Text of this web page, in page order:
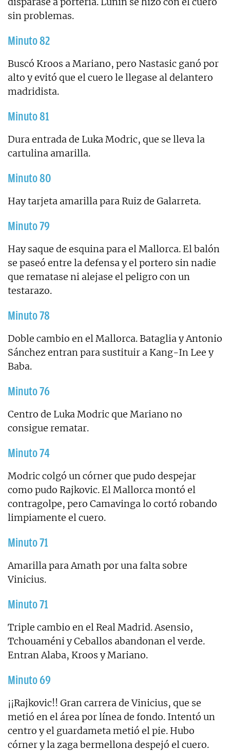
sin problemas.
Minuto 82
Buscó Kroos a Mariano, pero Nastasic ganó por
alto y evitó que el cuero le llegase al delantero
madridista.
Minuto 81
Dura entrada de Luka Modric, que se lleva la
cartulina amarilla.
Minuto 80
Hay tarjeta amarilla para Ruiz de Galarreta.
Minuto 79
Hay saque de esquina para el Mallorca. El balón
se paseó entre la defensa y el portero sin nadie
que rematase ni alejase el peligro con un
testarazo.
Minuto 78
Doble cambio en el Mallorca. Bataglia y Antonio
Sánchez entran para sustituir a Kang-In Lee y
Baba.
Minuto 76
Centro de Luka Modric que Mariano no
consigue rematar.
Minuto 74
Modric colgó un córner que pudo despejar
como pudo Rajkovic. El Mallorca montó el
contragolpe, pero Camavinga lo cortó robando
limpiamente el cuero.
Minuto 71
Amarilla para Amath por una falta sobre
Vinicius.
Minuto 71
Triple cambio en el Real Madrid. Asensio,
Tchouaméni y Ceballos abandonan el verde.
Entran Alaba, Kroos y Mariano.
Minuto 69
¡¡Rajkovic!! Gran carrera de Vinicius, que se
metió en el área por línea de fondo. Intentó un
centro y el guardameta metió el pie. Hubo
córner y la zaga bermellona despejó el cuero.